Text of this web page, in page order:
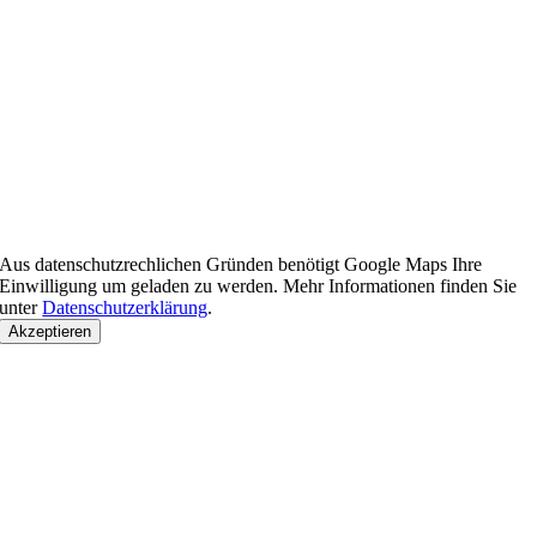
Aus datenschutzrechlichen Gründen benötigt Google Maps Ihre
Einwilligung um geladen zu werden. Mehr Informationen finden Sie
unterDatenschutzerklärung.
Akzeptieren